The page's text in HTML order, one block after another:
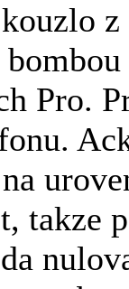
Pro.
takze